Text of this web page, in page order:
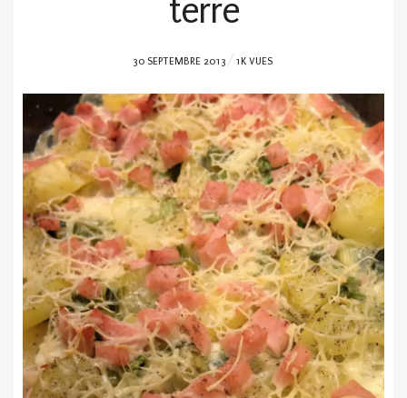
terre
POSTED
30 SEPTEMBRE 2013 1K VUES